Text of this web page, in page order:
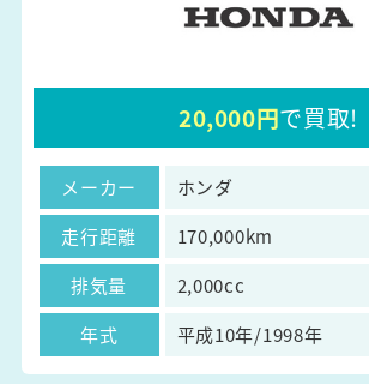
20,000円で買取!
メーカー
ホンダ
走行距離
170,000km
排気量
2,000cc
年式
平成10年/1998年